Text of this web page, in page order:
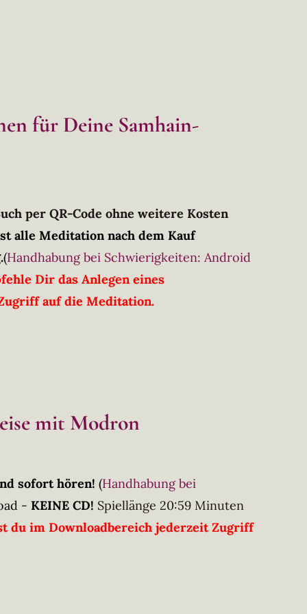
für Deine Samhain-
per QR-Code ohne weitere Kosten
alle Meditation nach dem Kauf
(Handhabung bei Schwierigkeiten: Android
Dir das Anlegen eines
auf die Meditation.
mit Modron
sofort hören! (Handhabung bei
- KEINE CD! Spiellänge 20:59 Minuten
du im Downloadbereich jederzeit Zugriff